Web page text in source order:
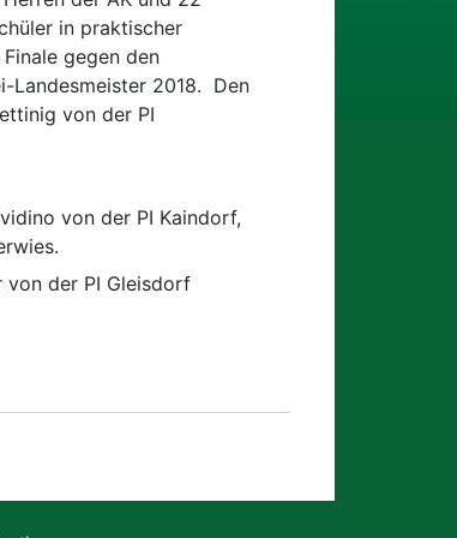
in praktischer
gegen den
Landesmeister 2018. Den
von der PI
von der PI Kaindorf,
von der PI Gleisdorf